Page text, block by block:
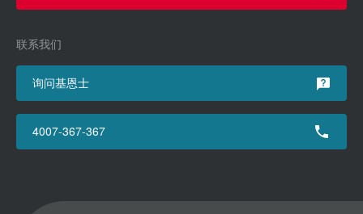
联系我们
询问基恩士
4007-367-367